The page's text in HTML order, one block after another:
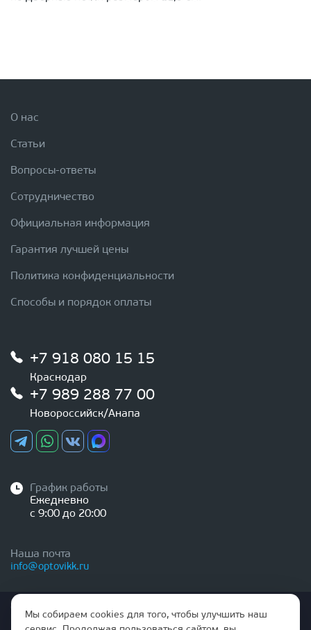
О нас
Статьи
Вопросы-ответы
Сотрудничество
Официальная информация
Гарантия лучшей цены
Политика конфиденциальности
Способы и порядок оплаты
+7 918 080 15 15
Краснодар
+7 989 288 77 00
Новороссийск/Анапа
График работы
Ежедневно
с 9:00 до 20:00
Наша почта
info@optovikk.ru
НЕ ЯВЛЯЕТСЯ ПУБЛИЧНОЙ ОФЕРТОЙ
Мы собираем cookies для того, чтобы улучшить наш